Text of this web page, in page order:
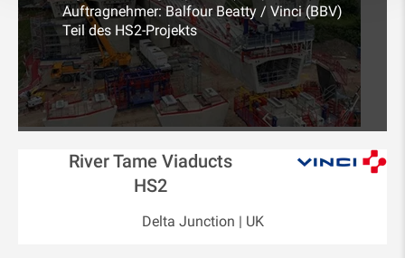
Auftragnehmer: Balfour Beatty / Vinci (BBV)
Teil des HS2-Projekts
River Tame Viaducts
HS2
Delta Junction | UK